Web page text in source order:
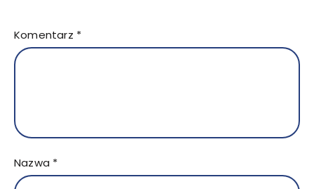
Komentarz *
Nazwa *